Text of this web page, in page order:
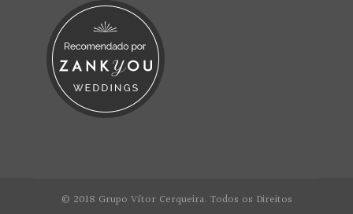
© 2018 Grupo Vítor Cerqueira. Todos os Direitos